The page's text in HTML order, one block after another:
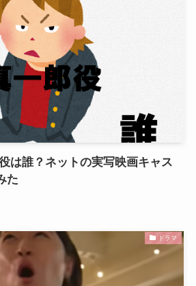
は誰？ネットの実写映画キャス
た
ドラマ